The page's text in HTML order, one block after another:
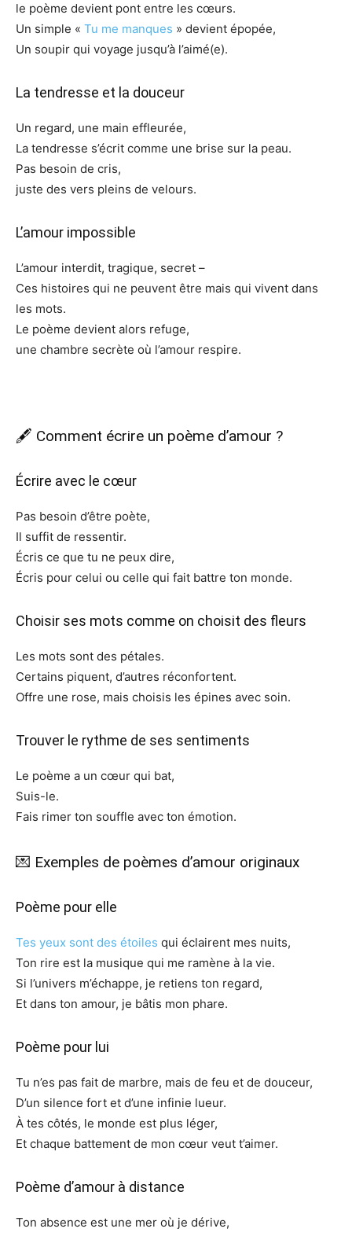
le poème devient pont entre les cœurs.
Un simple « Tu me manques » devient épopée,
Un soupir qui voyage jusqu’à l’aimé(e).
La tendresse et la douceur
Un regard, une main effleurée,
La tendresse s’écrit comme une brise sur la peau.
Pas besoin de cris,
juste des vers pleins de velours.
L’amour impossible
L’amour interdit, tragique, secret –
Ces histoires qui ne peuvent être mais qui vivent dans
les mots.
Le poème devient alors refuge,
une chambre secrète où l’amour respire.
🖋️ Comment écrire un poème d’amour ?
Écrire avec le cœur
Pas besoin d’être poète,
Il suffit de ressentir.
Écris ce que tu ne peux dire,
Écris pour celui ou celle qui fait battre ton monde.
Choisir ses mots comme on choisit des fleurs
Les mots sont des pétales.
Certains piquent, d’autres réconfortent.
Offre une rose, mais choisis les épines avec soin.
Trouver le rythme de ses sentiments
Le poème a un cœur qui bat,
Suis-le.
Fais rimer ton souffle avec ton émotion.
💌 Exemples de poèmes d’amour originaux
Poème pour elle
Tes yeux sont des étoiles qui éclairent mes nuits,
Ton rire est la musique qui me ramène à la vie.
Si l’univers m’échappe, je retiens ton regard,
Et dans ton amour, je bâtis mon phare.
Poème pour lui
Tu n’es pas fait de marbre, mais de feu et de douceur,
D’un silence fort et d’une infinie lueur.
À tes côtés, le monde est plus léger,
Et chaque battement de mon cœur veut t’aimer.
Poème d’amour à distance
Ton absence est une mer où je dérive,